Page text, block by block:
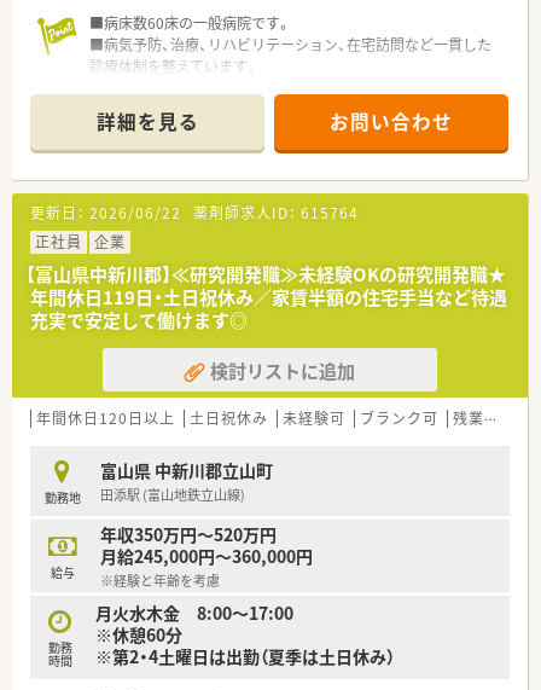
■病床数60床の一般病院です。
■病気予防、治療、リハビリテーション、在宅訪問など一貫した
診療体制を整えています。
詳細を見る お問い合わせ
更新日： 2026/06/22 薬剤師求人ID： 615764
正社員
企業
【富山県中新川郡】≪研究開発職≫未経験OKの研究開発職★
年間休日119日・土日祝休み／家賃半額の住宅手当など待遇
充実で安定して働けます◎
検討リストに追加
年間休日120日以上 土日祝休み 未経験可 ブランク可 残業なし(ほぼなし含む)
勤務地
富山県 中新川郡立山町
田添駅 (富山地鉄立山線)
給与
年収350万円～520万円
月給245,000円～360,000円
※経験と年齢を考慮
勤務
時間
月火水木金 8:00～17:00
※休憩60分
※第2・4土曜日は出勤（夏季は土日休み）